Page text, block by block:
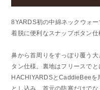
8YARDS初の中綿ネックウォー
着脱に便利なスナップボタン仕
鼻から首周りをすっぽり覆う
タン仕様。裏地はフリースで
HACHIYARDSとCaddieBeeを
とし込み、首元の防寒だけで